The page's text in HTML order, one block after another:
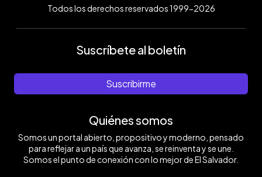
Todos los derechos reservados 1999-2026
Suscríbete al boletín
Suscribirme
Quiénes somos
Somos un portal abierto, propositivo y moderno, pensado
para reflejar a un país que avanza, se reinventa y se une.
Somos el punto de conexión con lo mejor de El Salvador.